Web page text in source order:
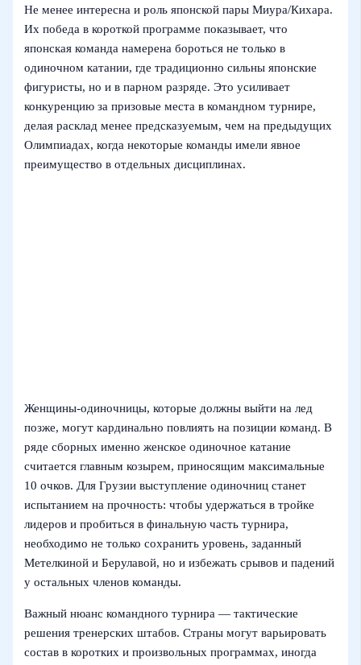
Не менее интересна и роль японской пары Миура/Кихара.
Их победа в короткой программе показывает, что
японская команда намерена бороться не только в
одиночном катании, где традиционно сильны японские
фигуристы, но и в парном разряде. Это усиливает
конкуренцию за призовые места в командном турнире,
делая расклад менее предсказуемым, чем на предыдущих
Олимпиадах, когда некоторые команды имели явное
преимущество в отдельных дисциплинах.
Женщины-одиночницы, которые должны выйти на лед
позже, могут кардинально повлиять на позиции команд. В
ряде сборных именно женское одиночное катание
считается главным козырем, приносящим максимальные
10 очков. Для Грузии выступление одиночниц станет
испытанием на прочность: чтобы удержаться в тройке
лидеров и пробиться в финальную часть турнира,
необходимо не только сохранить уровень, заданный
Метелкиной и Берулавой, но и избежать срывов и падений
у остальных членов команды.
Важный нюанс командного турнира — тактические
решения тренерских штабов. Страны могут варьировать
состав в коротких и произвольных программах, иногда